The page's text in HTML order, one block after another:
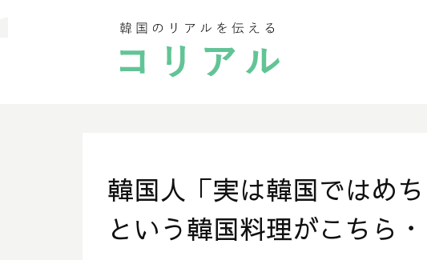
韓国人「実は韓国ではめ
という韓国料理がこちら・